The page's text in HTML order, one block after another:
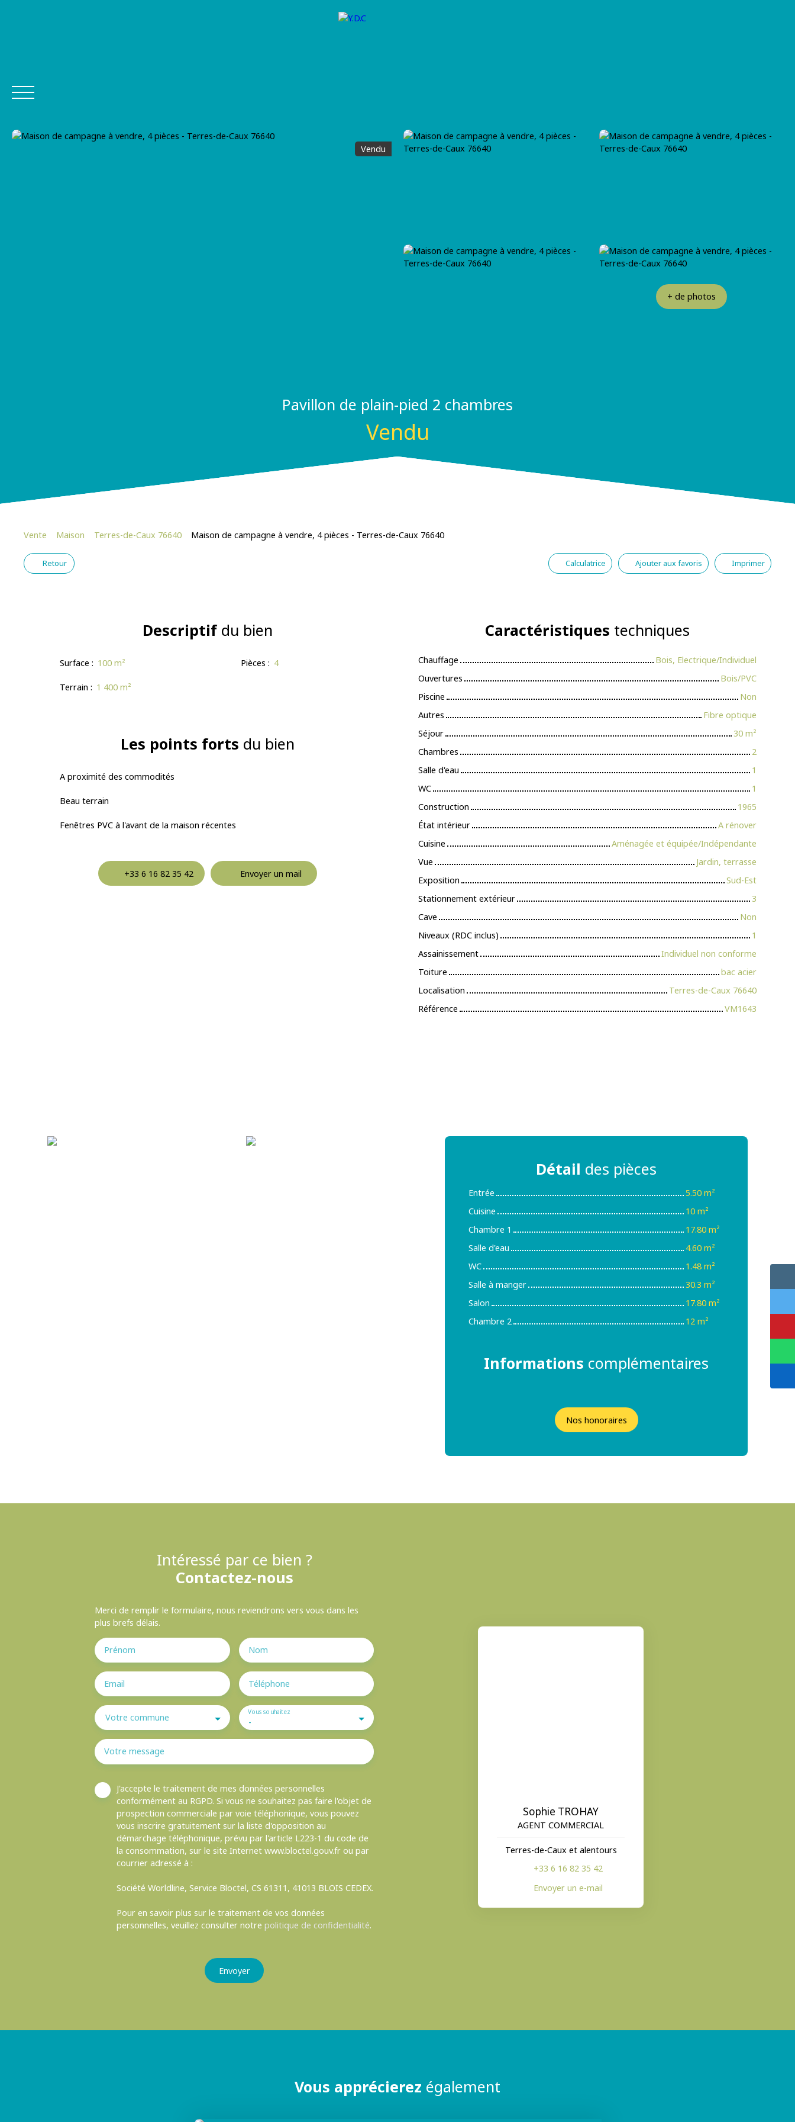
Vendu
+ de photos
Pavillon de plain-pied 2 chambres
Vendu
Vente Maison Terres-de-Caux 76640 Maison de campagne à vendre, 4 pièces - Terres-de-Caux 76640
Retour Calculatrice Ajouter aux favoris Imprimer
Descriptifdu bien
Surface : 100 m² Pièces : 4
Terrain : 1 400 m²
Les points forts du bien
A proximité des commodités
Beau terrain
Fenêtres PVC à l'avant de la maison récentes
+33 6 16 82 35 42 Envoyer un mail
Caractéristiques techniques
Chauffage
Bois, Electrique/Individuel
Ouvertures
Bois/PVC
Piscine
Non
Autres
Fibre optique
Séjour
30 m²
Chambres
2
Salle d'eau
1
WC
1
Construction
1965
État intérieur
A rénover
Cuisine
Aménagée et équipée/Indépendante
Vue
Jardin, terrasse
Exposition
Sud-Est
Stationnement extérieur
3
Cave
Non
Niveaux (RDC inclus)
1
Assainissement
Individuel non conforme
Toiture
bac acier
Localisation
Terres-de-Caux 76640
Référence
VM1643
Détail des pièces
Entrée
5.50 m²
Cuisine
10 m²
Chambre 1
17.80 m²
Salle d'eau
4.60 m²
WC
1.48 m²
Salle à manger
30.3 m²
Salon
17.80 m²
Chambre 2
12 m²
Informations complémentaires
Nos honoraires
Intéressé par ce bien ?
Contactez-nous
Merci de remplir le formulaire, nous reviendrons vers vous dans les
plus brefs délais.
Prénom Nom
Email Téléphone
Votre commune -
Vous souhaitez
Votre message
J'accepte le traitement de mes données personnelles
conformément au RGPD. Si vous ne souhaitez pas faire l'objet de
prospection commerciale par voie téléphonique, vous pouvez
vous inscrire gratuitement sur la liste d'opposition au
démarchage téléphonique, prévu par l'article L223-1 du code de
la consommation, sur le site Internet www.bloctel.gouv.fr ou par
courrier adressé à :
Société Worldline, Service Bloctel, CS 61311, 41013 BLOIS CEDEX.
Pour en savoir plus sur le traitement de vos données
personnelles, veuillez consulter notre politique de confidentialité.
Envoyer
Sophie TROHAY
AGENT COMMERCIAL
Terres-de-Caux et alentours
+33 6 16 82 35 42
Envoyer un e-mail
Vous apprécierez également